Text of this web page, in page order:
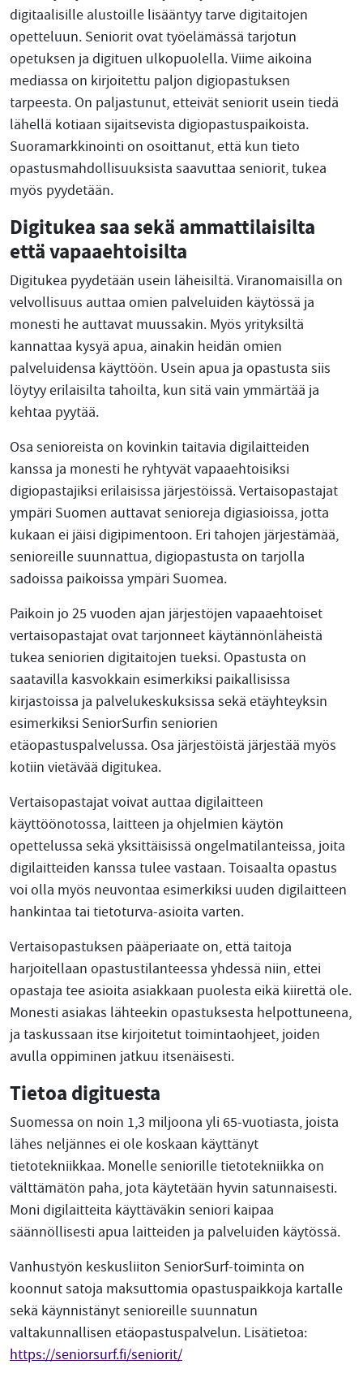
digitaalisille alustoille lisääntyy tarve digitaitojen
opetteluun. Seniorit ovat työelämässä tarjotun
opetuksen ja digituen ulkopuolella. Viime aikoina
mediassa on kirjoitettu paljon digiopastuksen
tarpeesta. On paljastunut, etteivät seniorit usein tiedä
lähellä kotiaan sijaitsevista digiopastuspaikoista.
Suoramarkkinointi on osoittanut, että kun tieto
opastusmahdollisuuksista saavuttaa seniorit, tukea
myös pyydetään.
Digitukea saa sekä ammattilaisilta
että vapaaehtoisilta
Digitukea pyydetään usein läheisiltä. Viranomaisilla on
velvollisuus auttaa omien palveluiden käytössä ja
monesti he auttavat muussakin. Myös yrityksiltä
kannattaa kysyä apua, ainakin heidän omien
palveluidensa käyttöön. Usein apua ja opastusta siis
löytyy erilaisilta tahoilta, kun sitä vain ymmärtää ja
kehtaa pyytää.
Osa senioreista on kovinkin taitavia digilaitteiden
kanssa ja monesti he ryhtyvät vapaaehtoisiksi
digiopastajiksi erilaisissa järjestöissä. Vertaisopastajat
ympäri Suomen auttavat senioreja digiasioissa, jotta
kukaan ei jäisi digipimentoon. Eri tahojen järjestämää,
senioreille suunnattua, digiopastusta on tarjolla
sadoissa paikoissa ympäri Suomea.
Paikoin jo 25 vuoden ajan järjestöjen vapaaehtoiset
vertaisopastajat ovat tarjonneet käytännönläheistä
tukea seniorien digitaitojen tueksi. Opastusta on
saatavilla kasvokkain esimerkiksi paikallisissa
kirjastoissa ja palvelukeskuksissa sekä etäyhteyksin
esimerkiksi SeniorSurfin seniorien
etäopastuspalvelussa. Osa järjestöistä järjestää myös
kotiin vietävää digitukea.
Vertaisopastajat voivat auttaa digilaitteen
käyttöönotossa, laitteen ja ohjelmien käytön
opettelussa sekä yksittäisissä ongelmatilanteissa, joita
digilaitteiden kanssa tulee vastaan. Toisaalta opastus
voi olla myös neuvontaa esimerkiksi uuden digilaitteen
hankintaa tai tietoturva-asioita varten.
Vertaisopastuksen pääperiaate on, että taitoja
harjoitellaan opastustilanteessa yhdessä niin, ettei
opastaja tee asioita asiakkaan puolesta eikä kiirettä ole.
Monesti asiakas lähteekin opastuksesta helpottuneena,
ja taskussaan itse kirjoitetut toimintaohjeet, joiden
avulla oppiminen jatkuu itsenäisesti.
Tietoa digituesta
Suomessa on noin 1,3 miljoona yli 65-vuotiasta, joista
lähes neljännes ei ole koskaan käyttänyt
tietotekniikkaa. Monelle seniorille tietotekniikka on
välttämätön paha, jota käytetään hyvin satunnaisesti.
Moni digilaitteita käyttäväkin seniori kaipaa
säännöllisesti apua laitteiden ja palveluiden käytössä.
Vanhustyön keskusliiton SeniorSurf-toiminta on
koonnut satoja maksuttomia opastuspaikkoja kartalle
sekä käynnistänyt senioreille suunnatun
valtakunnallisen etäopastuspalvelun. Lisätietoa:
https://seniorsurf.fi/seniorit/